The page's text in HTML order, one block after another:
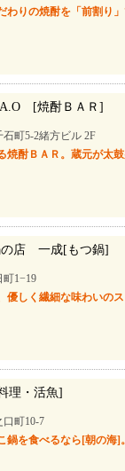
わりの焼酎を「前割り
[焼酎ＢＡＲ]
町5-2緒方ビル 2F
焼酎ＢＡＲ。蔵元が太
の店 一成[もつ鍋]
町1−19
優しく繊細な味わいの
理・活魚]
口町10-7
鍋を食べるなら[朝の海